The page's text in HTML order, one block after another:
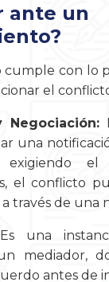
ante un
cumple con lo
el
Negociación:
una
exigiendo el
el conflicto
través de una
una
mediador,
antes de